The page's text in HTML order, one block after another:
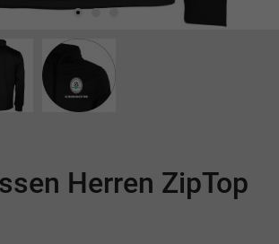
Herren ZipTop